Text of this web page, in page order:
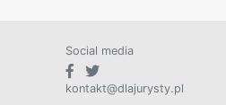
Social media
kontakt@dlajurysty.pl